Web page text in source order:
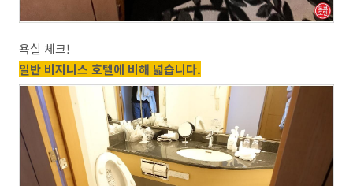
욕실 체크!
일반 비지니스 호텔에 비해 넓습니다.